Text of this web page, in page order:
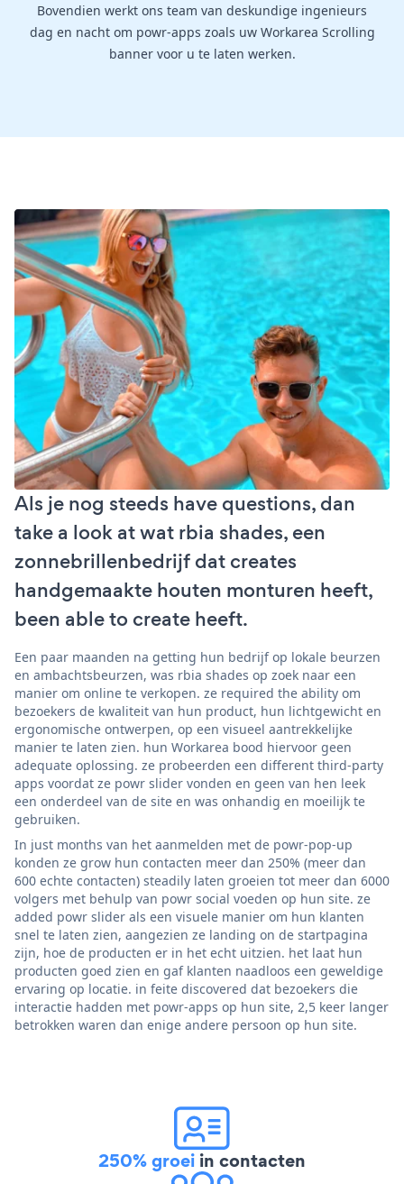
Bovendien werkt ons team van deskundige ingenieurs
dag en nacht om powr-apps zoals uw Workarea Scrolling
banner voor u te laten werken.
Als je nog steeds have questions, dan
take a look at wat rbia shades, een
zonnebrillenbedrijf dat creates
handgemaakte houten monturen heeft,
been able to create heeft.
Een paar maanden na getting hun bedrijf op lokale beurzen
en ambachtsbeurzen, was rbia shades op zoek naar een
manier om online te verkopen. ze required the ability om
bezoekers de kwaliteit van hun product, hun lichtgewicht en
ergonomische ontwerpen, op een visueel aantrekkelijke
manier te laten zien. hun Workarea bood hiervoor geen
adequate oplossing. ze probeerden een different third-party
apps voordat ze powr slider vonden en geen van hen leek
een onderdeel van de site en was onhandig en moeilijk te
gebruiken.
In just months van het aanmelden met de powr-pop-up
konden ze grow hun contacten meer dan 250% (meer dan
600 echte contacten) steadily laten groeien tot meer dan 6000
volgers met behulp van powr social voeden op hun site. ze
added powr slider als een visuele manier om hun klanten
snel te laten zien, aangezien ze landing on de startpagina
zijn, hoe de producten er in het echt uitzien. het laat hun
producten goed zien en gaf klanten naadloos een geweldige
ervaring op locatie. in feite discovered dat bezoekers die
interactie hadden met powr-apps op hun site, 2,5 keer langer
betrokken waren dan enige andere persoon op hun site.
250% groei in contacten